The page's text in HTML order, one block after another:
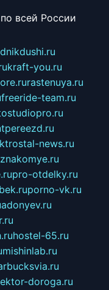
всей России
kraft-you.ru
rastenuya.ru
freeride-team.ru
news.ru
pro-otdelky.ru
porno-vk.ru
adonyev.ru
hostel-65.ru
mishinlab.ru
doroga.ru